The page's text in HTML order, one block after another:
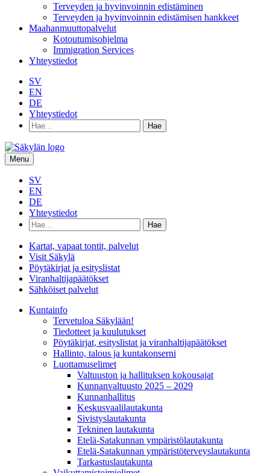
Terveyden ja hyvinvoinnin edistäminen
Terveyden ja hyvinvoinnin edistämisen hankkeet
Maahanmuuttopalvelut
Kotoutumisohjelma
Immigration Services
Yhteystiedot
SV
EN
DE
Yhteystiedot
Hae
hakusanalla:
Menu
SV
EN
DE
Yhteystiedot
Hae
hakusanalla:
Kartat, vapaat tontit, palvelut
Visit Säkylä
Pöytäkirjat ja esityslistat
Viranhaltijapäätökset
Sähköiset palvelut
Kunta­info
Tervetuloa Säkylään!
Tiedotteet ja kuulutukset
Pöytäkirjat, esityslistat ja viranhaltijapäätökset
Hallinto, talous ja kuntakonserni
Luottamuselimet
Valtuuston ja hallituksen kokousajat
Kunnanvaltuusto 2025 – 2029
Kunnanhallitus
Keskusvaalilautakunta
Sivistyslautakunta
Tekninen lautakunta
Etelä-Satakunnan ympäristölautakunta
Etelä-Satakunnan ympäristöterveyslautakunta
Tarkastuslautakunta